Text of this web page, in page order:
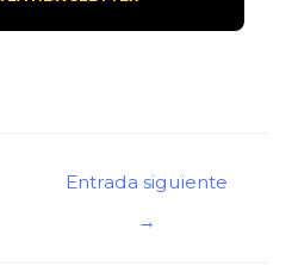
Entrada siguiente
→